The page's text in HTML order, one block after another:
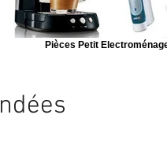
Pièces Petit